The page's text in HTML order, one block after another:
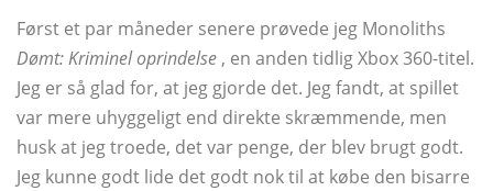
Først et par måneder senere prøvede jeg Monoliths
Dømt: Kriminel oprindelse , en anden tidlig Xbox 360-titel.
Jeg er så glad for, at jeg gjorde det. Jeg fandt, at spillet
var mere uhyggeligt end direkte skræmmende, men
husk at jeg troede, det var penge, der blev brugt godt.
Jeg kunne godt lide det godt nok til at købe den bisarre